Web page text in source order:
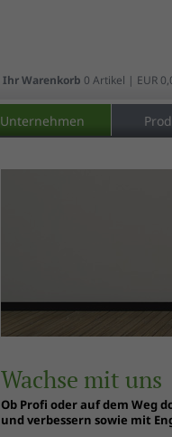
Ihr Warenkorb 0 Artikel | EUR
Unternehmen
Wachse mit uns
Ob Profi oder auf dem Weg
und verbessern sowie mit